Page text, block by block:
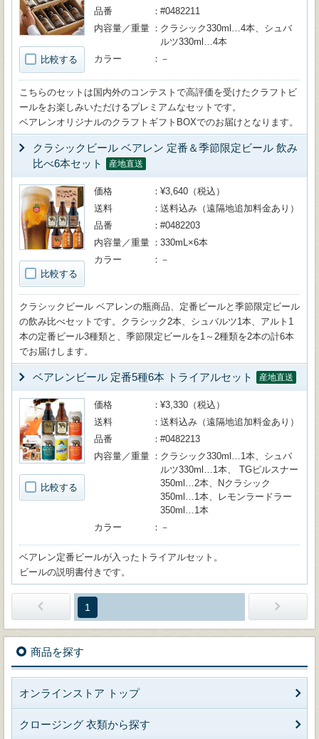
比較する
品番
#0482211
内容量／重量
クラシック330ml…4本、シュバ
ルツ330ml…4本
カラー
－
こちらのセットは国内外のコンテストで高評価を受けたクラフトビ
ールをお楽しみいただけるプレミアムなセットです。
ベアレンオリジナルのクラフトギフトBOXでのお届けとなります。
クラシックビール ベアレン 定番＆季節限定ビール 飲み
比べ6本セット
産地直送
比較する
価格
¥3,640（税込）
送料
送料込み（遠隔地追加料金あり）
品番
#0482203
内容量／重量
330mL×6本
カラー
－
クラシックビール ベアレンの瓶商品、定番ビールと季節限定ビール
の飲み比べセットです。クラシック2本、シュバルツ1本、アルト1
本の定番ビール3種類と、季節限定ビールを1～2種類を2本の計6本
でお届けします。
ベアレンビール 定番5種6本 トライアルセット 産地直送
比較する
価格
¥3,330（税込）
送料
送料込み（遠隔地追加料金あり）
品番
#0482213
内容量／重量
クラシック330ml…1本、シュバ
ルツ330ml…1本、 TGピルスナー
350ml…2本、Nクラシック
350ml…1本、レモンラードラー
350ml…1本
カラー
－
ベアレン定番ビールが入ったトライアルセット。
ビールの説明書付きです。
1
商品を探す
オンラインストア トップ
クロージング 衣類から探す